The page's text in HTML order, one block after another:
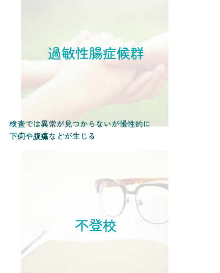
過敏性腸症候群
検査では異常が見つからないが慢性的に
下痢や腹痛などが生じる
不登校